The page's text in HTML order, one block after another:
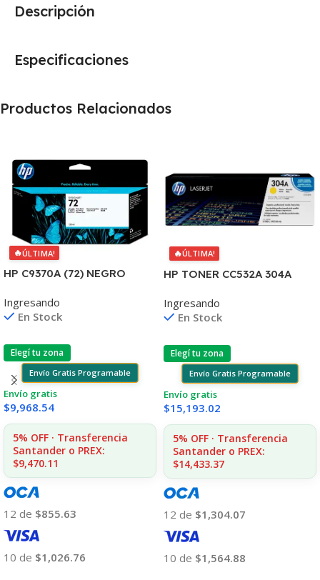
Descripción
Especificaciones
Productos Relacionados
🔥ÚLTIMA!
HP C9370A (72) NEGRO
T610/T1100/1300/2300/795
130ML UK
Ingresando
En Stock
Elegí tu zona
Envío Gratis Programable
Envío gratis
$9,968.54
5% OFF · Transferencia
Santander o PREX:
$9,470.11
12 de $855.63
10 de $1,026.76
🔥ÚLTIMA!
HP TONER CC532A 304A
2020/2025/2030/2320
2.800 CPS CP
Ingresando
En Stock
Elegí tu zona
Envío Gratis Programable
Envío gratis
$15,193.02
5% OFF · Transferencia
Santander o PREX:
$14,433.37
12 de $1,304.07
10 de $1,564.88